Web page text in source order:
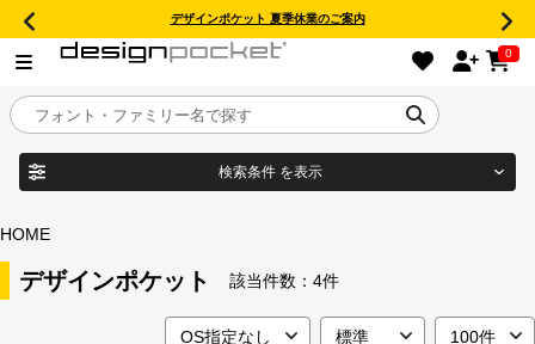
デザインポケット 夏季休業のご案内
0
目的別フォントガイド
特集
検索条件 を表示
HOME
デザインポケット 該当件数： 4件